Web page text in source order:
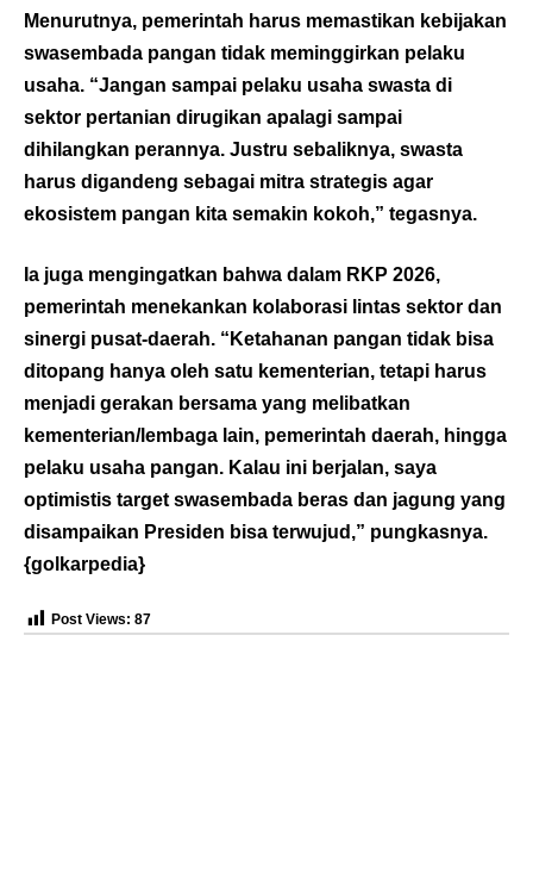
Menurutnya, pemerintah harus memastikan kebijakan
swasembada pangan tidak meminggirkan pelaku
usaha. “Jangan sampai pelaku usaha swasta di
sektor pertanian dirugikan apalagi sampai
dihilangkan perannya. Justru sebaliknya, swasta
harus digandeng sebagai mitra strategis agar
ekosistem pangan kita semakin kokoh,” tegasnya.
Ia juga mengingatkan bahwa dalam RKP 2026,
pemerintah menekankan kolaborasi lintas sektor dan
sinergi pusat-daerah. “Ketahanan pangan tidak bisa
ditopang hanya oleh satu kementerian, tetapi harus
menjadi gerakan bersama yang melibatkan
kementerian/lembaga lain, pemerintah daerah, hingga
pelaku usaha pangan. Kalau ini berjalan, saya
optimistis target swasembada beras dan jagung yang
disampaikan Presiden bisa terwujud,” pungkasnya.
{golkarpedia}
Post Views: 87